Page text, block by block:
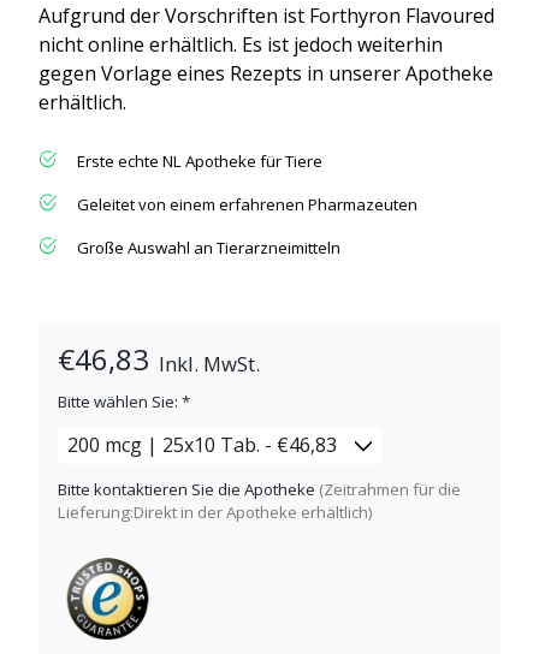
Erste echte NL Apotheke für Tiere
Geleitet von einem erfahrenen Pharmazeuten
Große Auswahl an Tierarzneimitteln
Aufgrund der Vorschriften ist Forthyron Flavoured
nicht online erhältlich. Es ist jedoch weiterhin
gegen Vorlage eines Rezepts in unserer Apotheke
erhältlich.
€46,83 Inkl. MwSt.
Bitte wählen Sie: *
Bitte kontaktieren Sie die Apotheke (Zeitrahmen für die
Lieferung:Direkt in der Apotheke erhältlich)